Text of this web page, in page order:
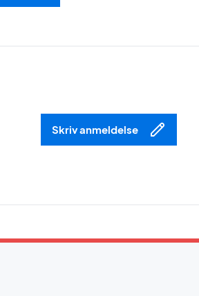
Skriv anmeldelse